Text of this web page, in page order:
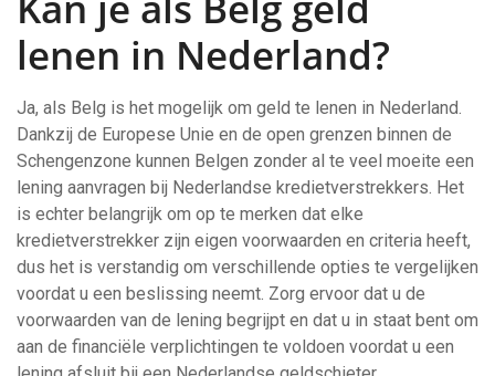
lenen in Nederland?
Ja, als Belg is het mogelijk om geld te lenen in Nederland.
Dankzij de Europese Unie en de open grenzen binnen de
Schengenzone kunnen Belgen zonder al te veel moeite een
lening aanvragen bij Nederlandse kredietverstrekkers. Het
is echter belangrijk om op te merken dat elke
kredietverstrekker zijn eigen voorwaarden en criteria heeft,
dus het is verstandig om verschillende opties te vergelijken
voordat u een beslissing neemt. Zorg ervoor dat u de
voorwaarden van de lening begrijpt en dat u in staat bent om
aan de financiële verplichtingen te voldoen voordat u een